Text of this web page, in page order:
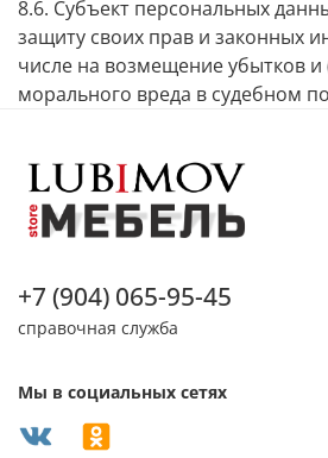
8.6. Субъект персональных
защиту своих прав и законных
числе на возмещение убытков
морального вреда в судебном
+7 (904) 065-95-45
справочная служба
Мы в социальных сетях